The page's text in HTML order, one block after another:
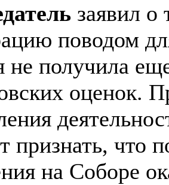
заявил о
поводом
не получила
оценок.
признать, что
на Соборе